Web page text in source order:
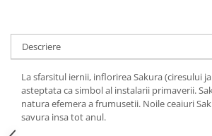
Descriere
La sfarsitul iernii, inflorirea Sakura (ciresului
asteptata ca simbol al instalarii primaverii.
natura efemera a frumusetii. Noile ceaiuri
savura insa tot anul.